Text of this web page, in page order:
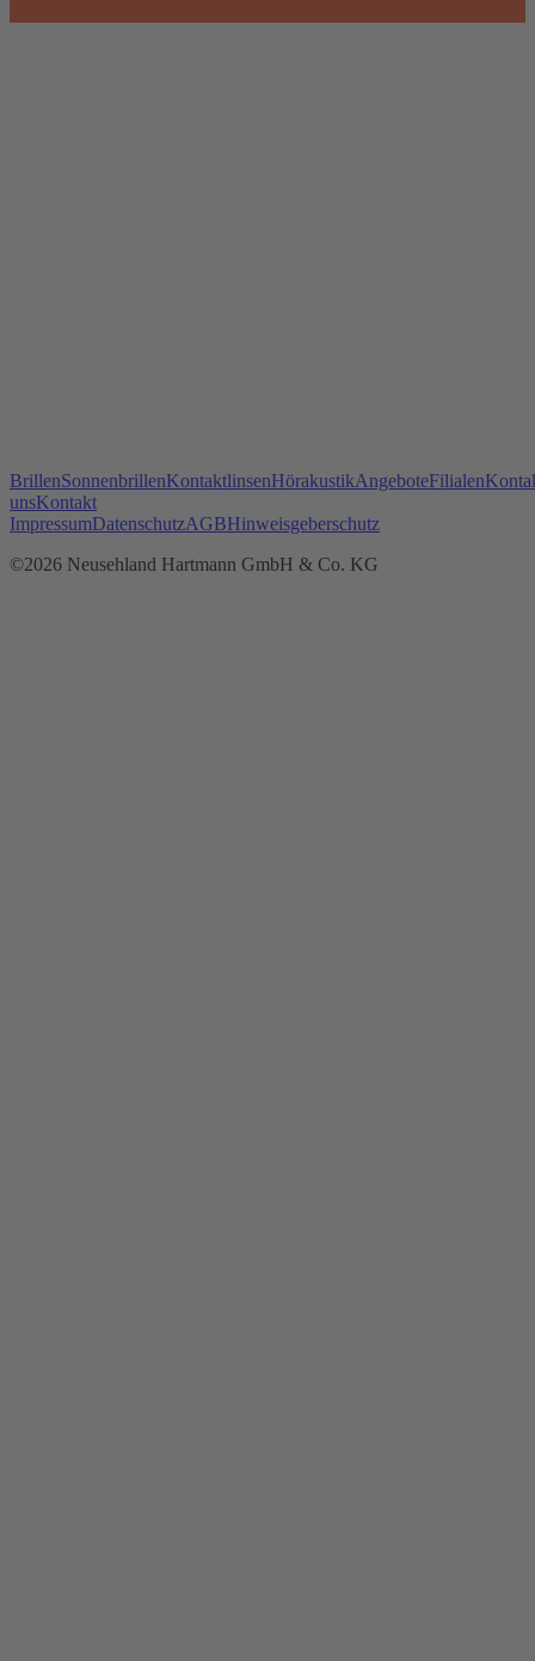
BrillenSonnenbrillenKontaktlinsenHörakustikAngeboteFilialen
unsKontakt
ImpressumDatenschutzAGBHinweisgeberschutz
©2026 Neusehland Hartmann GmbH & Co. KG